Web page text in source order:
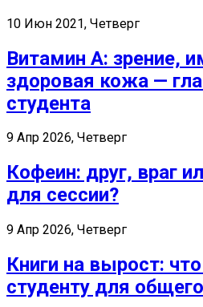
10 Июн 2021, Четверг
Витамин А: зрение,
здоровая кожа —
студента
9 Апр 2026, Четверг
Кофеин: друг, враг
для сессии?
9 Апр 2026, Четверг
Книги на вырост:
студенту для